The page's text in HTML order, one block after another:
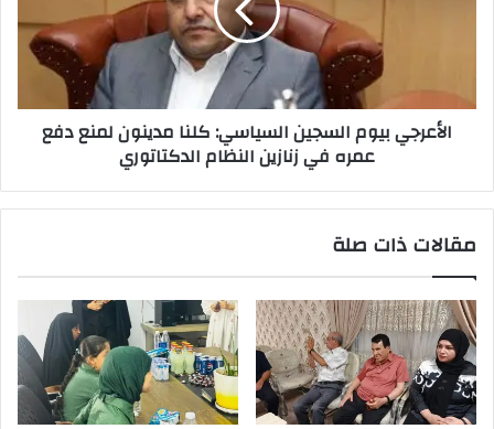
عمره
الأعرجي بيوم السجين السياسي: كلنا مدينون لمنع دفع
عمره في زنازين النظام الدكتاتوري
مقالات ذات صلة